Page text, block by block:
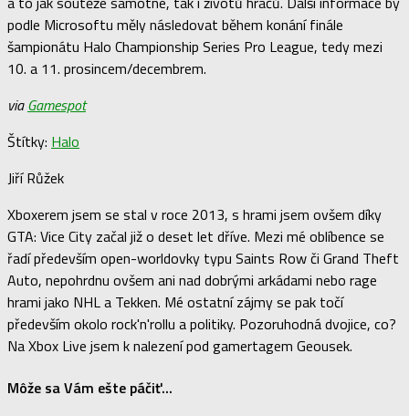
podle Microsoftu měly následovat během konání finále
šampionátu Halo Championship Series Pro League, tedy mezi
10. a 11. prosincem/decembrem.
viaGamespot
Štítky: Halo
Jiří Růžek
Xboxerem jsem se stal v roce 2013, s hrami jsem ovšem díky
GTA: Vice City začal již o deset let dříve. Mezi mé oblíbence se
řadí především open-worldovky typu Saints Row či Grand Theft
Auto, nepohrdnu ovšem ani nad dobrými arkádami nebo rage
hrami jako NHL a Tekken. Mé ostatní zájmy se pak točí
především okolo rock'n'rollu a politiky. Pozoruhodná dvojice, co?
Na Xbox Live jsem k nalezení pod gamertagem Geousek.
Môže sa Vám ešte páčiť...